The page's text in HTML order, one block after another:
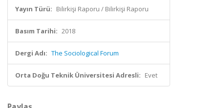
Yayın Türü: Bilirkişi Raporu / Bilirkişi Raporu
Basım Tarihi: 2018
Dergi Adı: The Sociological Forum
Orta Doğu Teknik Üniversitesi Adresli: Evet